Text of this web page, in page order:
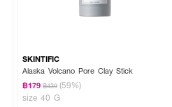
SKINTIFIC
Alaska Volcano Pore Clay Stick
฿179 ฿439 (59%)
size 40 G